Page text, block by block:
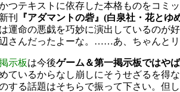
つテキストに依存した本格ものをコミ
刊
『アダマントの砦』(白泉社・花とゆ
運命の悪戯を巧妙に演出しているのが
さんだったよーな。……あ、ちゃんと
示板は今後ゲーム＆第一掲示板ではや
ているからなし崩しにそうせざるを得
する話題はそちらで振って下さい。但